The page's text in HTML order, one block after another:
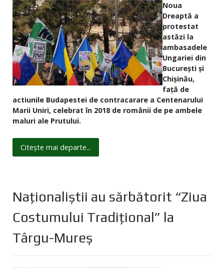
Noua
Dreaptă a
protestat
astăzi la
ambasadele
Ungariei din
București și
Chișinău,
față de
actiunile Budapestei de contracarare a Centenarului
Marii Uniri, celebrat în 2018 de românii de pe ambele
maluri ale Prutului.
Citește mai departe...
Naţionaliştii au sărbătorit “Ziua
Costumului Tradiţional” la
Târgu-Mureş